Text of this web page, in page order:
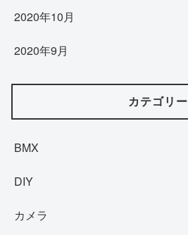
2020年10月
2020年9月
カテゴリー
BMX
DIY
カメラ